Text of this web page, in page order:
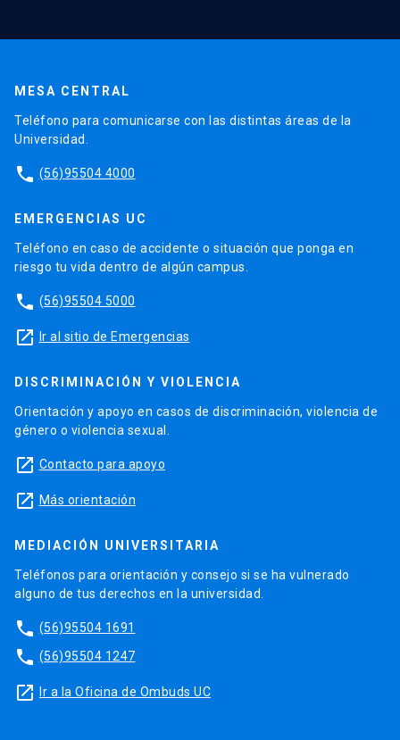
MESA CENTRAL
Teléfono para comunicarse con las distintas áreas de la
Universidad.
phone (56)95504 4000
EMERGENCIAS UC
Teléfono en caso de accidente o situación que ponga en
riesgo tu vida dentro de algún campus.
phone (56)95504 5000
launch Ir al sitio de Emergencias
DISCRIMINACIÓN Y VIOLENCIA
Orientación y apoyo en casos de discriminación, violencia de
género o violencia sexual.
launch Contacto para apoyo
launch Más orientación
MEDIACIÓN UNIVERSITARIA
Teléfonos para orientación y consejo si se ha vulnerado
alguno de tus derechos en la universidad.
phone (56)95504 1691
phone (56)95504 1247
launch Ir a la Oficina de Ombuds UC